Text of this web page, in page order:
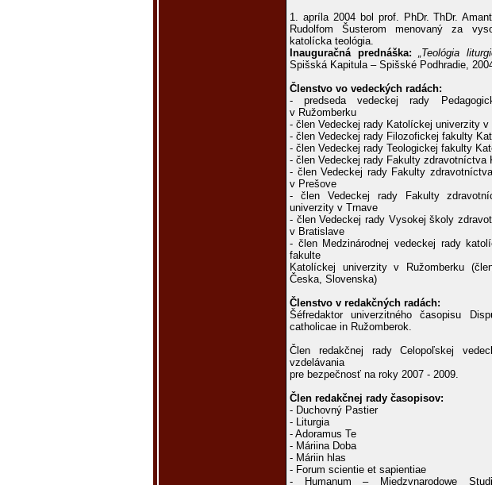
1. apríla 2004 bol prof. PhDr. ThDr.
Rudolfom Šusterom menovaný za
katolícka teológia.
Inauguračná prednáška:
„Teológia
Spišská Kapitula – Spišské Podhradie,
Členstvo vo vedeckých radách:
- predseda vedeckej rady
v Ružomberku
- člen Vedeckej rady Katolíckej univerzity v
- člen Vedeckej rady Filozofickej fakulty
- člen Vedeckej rady Teologickej fakulty
- člen Vedeckej rady Fakulty
- člen Vedeckej rady Fakulty
v Prešove
- člen Vedeckej rady Fakulty
univerzity v Trnave
- člen Vedeckej rady Vysokej školy
v Bratislave
- člen Medzinárodnej vedeckej rady
fakulte
Katolíckej univerzity v Ružomberku
Česka, Slovenska)
Členstvo v redakčných radách:
Šéfredaktor univerzitného časopisu
catholicae in Ružomberok.
Člen redakčnej rady Celopoľskej
vzdelávania
pre bezpečnosť na roky 2007 - 2009.
Člen redakčnej rady časopisov:
- Duchovný Pastier
- Liturgia
- Adoramus Te
- Máriina Doba
- Máriin hlas
- Forum scientie et sapientiae
- Humanum – Miedzynarodowe